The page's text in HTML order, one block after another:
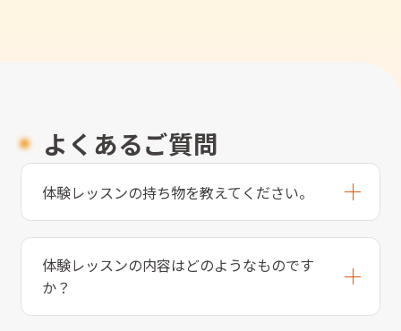
よくあるご質問
体験レッスンの持ち物を教えてください。
体験レッスンの内容はどのようなものです
か？